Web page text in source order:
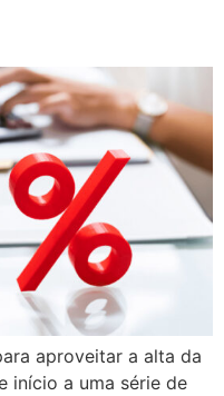
aproveitar a alta da
início a uma série de